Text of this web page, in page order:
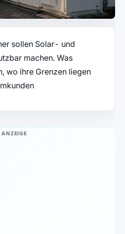
sollen Solar- und
machen. Was
wo ihre Grenzen liegen
ANZEIGE